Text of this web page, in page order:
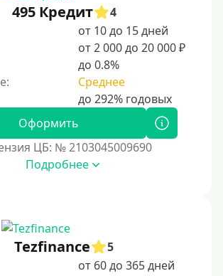
495 Кредит
4
от 10 до 15 дней
от 2 000 до 20 000 ₽
до 0.8%
Среднее
Оформить
ЦБ: № 2103045009690
Подробнее
Tezfinance
5
от 60 до 365 дней